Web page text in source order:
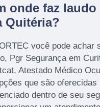
onde faz
Quitéria?
você pode achar
Pgr Segurança em
Atestado Médico
que são oferecidas
dentro de seu